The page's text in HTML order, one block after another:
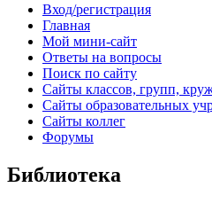
Вход/регистрация
Главная
Мой мини-сайт
Ответы на вопросы
Поиск по сайту
Сайты классов, групп,
Сайты образовательных
Сайты коллег
Форумы
Библиотека